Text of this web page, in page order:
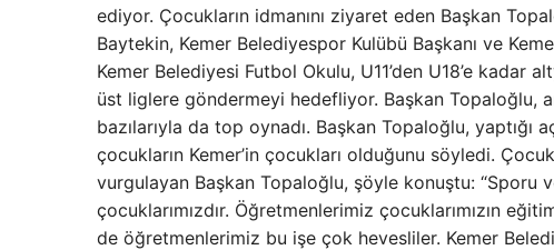
ediyor. Çocukların idmanını ziyaret eden Başkan
Baytekin, Kemer Belediyespor Kulübü Başkanı ve
Kemer Belediyesi Futbol Okulu, U11’den U18’e kadar
üst liglere göndermeyi hedefliyor. Başkan Topaloğlu,
bazılarıyla da top oynadı. Başkan Topaloğlu, yaptığı
çocukların Kemer’in çocukları olduğunu söyledi.
vurgulayan Başkan Topaloğlu, şöyle konuştu:
çocuklarımızdır. Öğretmenlerimiz çocuklarımızın
de öğretmenlerimiz bu işe çok hevesliler. Kemer